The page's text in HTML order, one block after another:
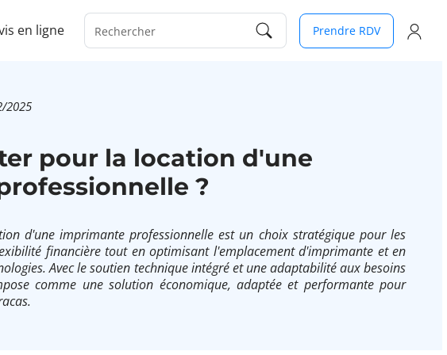
en ligne Rechercher Prendre RDV
2025
pour la location d'une
?
d'une imprimante professionnelle est un choix stratégique pour les
financière tout en optimisant l'emplacement d'imprimante et en
Avec le soutien technique intégré et une adaptabilité aux besoins
comme une solution économique, adaptée et performante pour